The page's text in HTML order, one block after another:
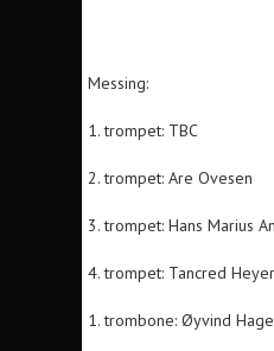
Messing:
1. trompet: TBC
2. trompet: Are Ovesen
3. trompet: Hans Marius
4. trompet: Tancred
1. trombone: Øyvind Hage